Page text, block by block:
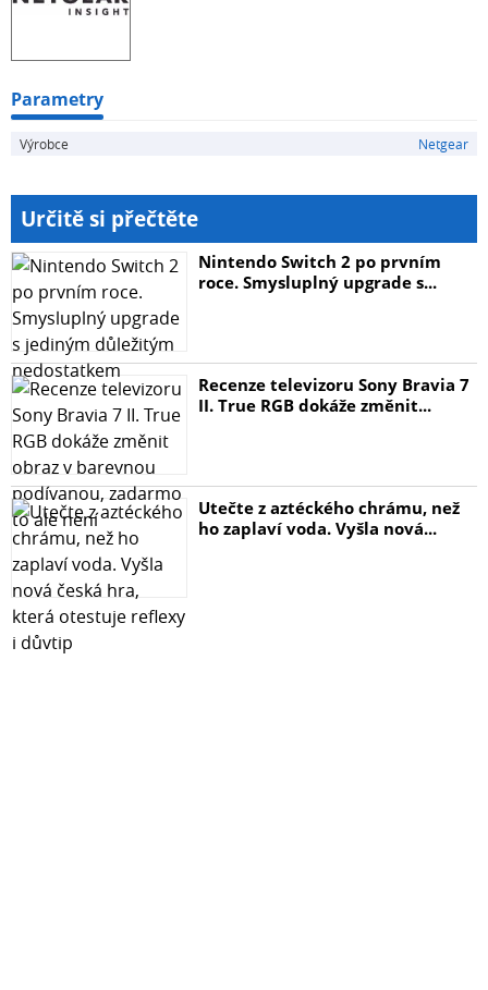
Parametry
Výrobce Netgear
Určitě si přečtěte
Nintendo Switch 2 po prvním
roce. Smysluplný upgrade s...
Recenze televizoru Sony Bravia 7
II. True RGB dokáže změnit...
Utečte z aztéckého chrámu, než
ho zaplaví voda. Vyšla nová...